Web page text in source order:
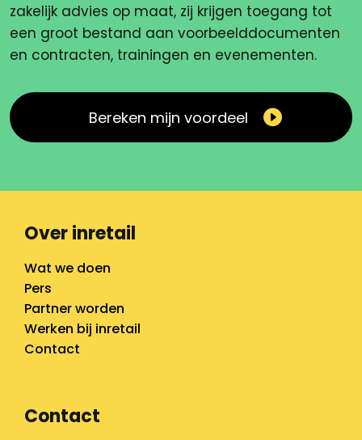
zakelijk advies op maat, zij krijgen toegang tot
een groot bestand aan voorbeelddocumenten
en contracten, trainingen en evenementen.
Bereken mijn voordeel
Over inretail
Wat we doen
Pers
Partner worden
Werken bij inretail
Contact
Contact